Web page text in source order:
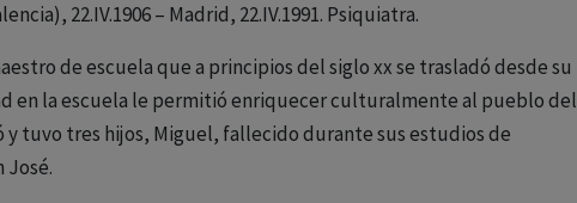
22.IV.1906 – Madrid, 22.IV.1991. Psiquiatra.
de escuela que a principios del siglo xx se trasladó desde su
en la escuela le permitió enriquecer culturalmente al pueblo del
y tuvo tres hijos, Miguel, fallecido durante sus estudios de
José.